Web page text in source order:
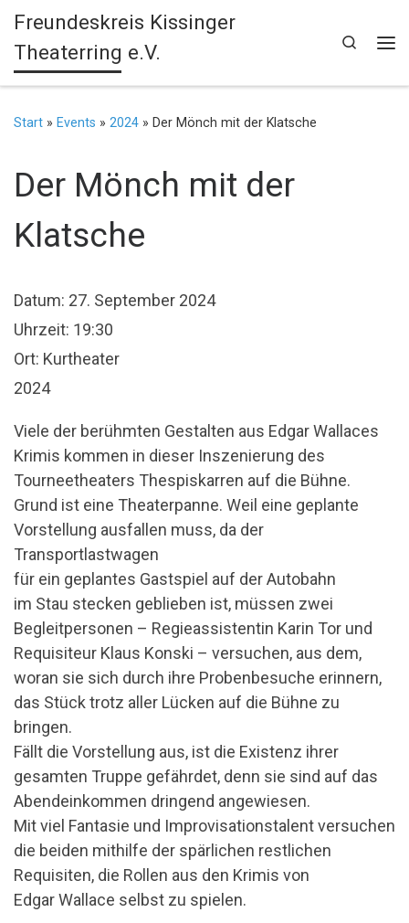
Zum Inhalt springen
Freundeskreis Kissinger
Theaterring e.V.
Search
Start » Events » 2024 » Der Mönch mit der Klatsche
Der Mönch mit der
Klatsche
Datum: 27. September 2024
Uhrzeit: 19:30
Ort: Kurtheater
2024
Viele der berühmten Gestalten aus Edgar Wallaces
Krimis kommen in dieser Inszenierung des
Tourneetheaters Thespiskarren auf die Bühne.
Grund ist eine Theaterpanne. Weil eine geplante
Vorstellung ausfallen muss, da der
Transportlastwagen
für ein geplantes Gastspiel auf der Autobahn
im Stau stecken geblieben ist, müssen zwei
Begleitpersonen – Regieassistentin Karin Tor und
Requisiteur Klaus Konski – versuchen, aus dem,
woran sie sich durch ihre Probenbesuche erinnern,
das Stück trotz aller Lücken auf die Bühne zu
bringen.
Fällt die Vorstellung aus, ist die Existenz ihrer
gesamten Truppe gefährdet, denn sie sind auf das
Abendeinkommen dringend angewiesen.
Mit viel Fantasie und Improvisationstalent versuchen
die beiden mithilfe der spärlichen restlichen
Requisiten, die Rollen aus den Krimis von
Edgar Wallace selbst zu spielen.